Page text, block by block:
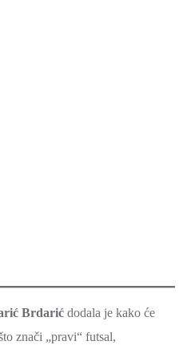
Brdarić dodala je kako će
znači „pravi“ futsal,